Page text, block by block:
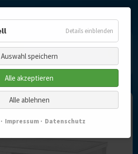
Details einblenden
Auswahl speichern
Alle akzeptieren
Alle ablehnen
Impressum Datenschutz